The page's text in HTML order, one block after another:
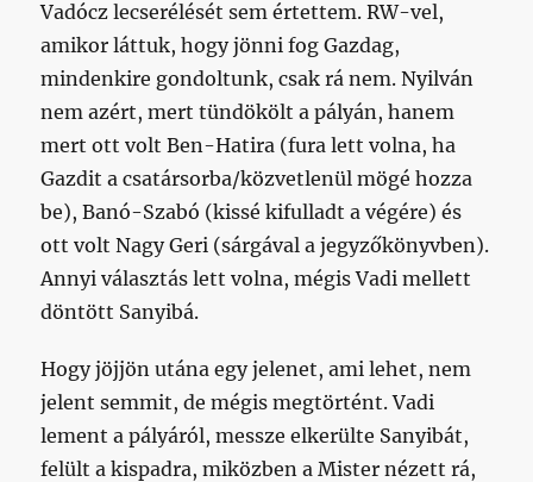
Vadócz lecserélését sem értettem. RW-vel,
amikor láttuk, hogy jönni fog Gazdag,
mindenkire gondoltunk, csak rá nem. Nyilván
nem azért, mert tündökölt a pályán, hanem
mert ott volt Ben-Hatira (fura lett volna, ha
Gazdit a csatársorba/közvetlenül mögé hozza
be), Banó-Szabó (kissé kifulladt a végére) és
ott volt Nagy Geri (sárgával a jegyzőkönyvben).
Annyi választás lett volna, mégis Vadi mellett
döntött Sanyibá.
Hogy jöjjön utána egy jelenet, ami lehet, nem
jelent semmit, de mégis megtörtént. Vadi
lement a pályáról, messze elkerülte Sanyibát,
felült a kispadra, miközben a Mister nézett rá,